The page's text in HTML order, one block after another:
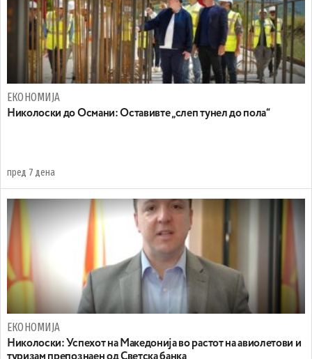
ЕКОНОМИЈА
Николоски до Османи: Oставивте „слеп тунел до пола“
пред 7 дена
ЕКОНОМИЈА
Николоски: Успехот на Македонија во растот на авиолетови и